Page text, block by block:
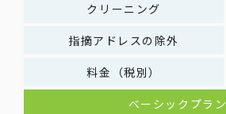
クリーニング
指摘アドレスの除外
料金（税別）
ベーシックプラン